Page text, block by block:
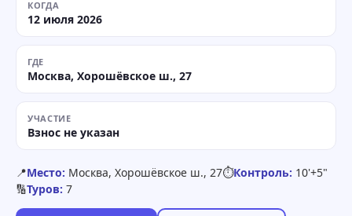
КОГДА
12 июля 2026
ГДЕ
Москва, Хорошёвское ш., 27
УЧАСТИЕ
Взнос не указан
📍Место: Москва, Хорошёвское ш., 27⏱Контроль: 10'+5"
🔢Туров: 7